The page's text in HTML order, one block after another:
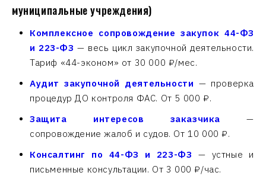
муниципальные учреждения)
Комплексное сопровождение закупок 44-ФЗ
и 223-ФЗ — весь цикл закупочной деятельности.
Тариф «44-эконом» от 30 000 ₽/мес.
Аудит закупочной деятельности — проверка
процедур ДО контроля ФАС. От 5 000 ₽.
Защита интересов заказчика —
сопровождение жалоб и судов. От 10 000 ₽.
Консалтинг по 44-ФЗ и 223-ФЗ — устные и
письменные консультации. От 3 000 ₽/час.